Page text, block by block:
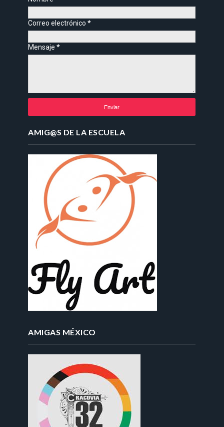
Correo electrónico*
Mensaje*
AMIG@S DE LA ESCUELA
AMIGAS MÉXICO